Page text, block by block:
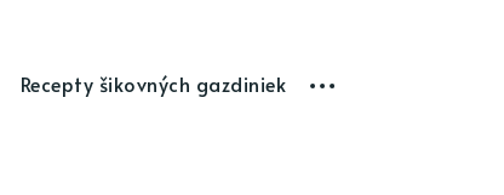
Recepty šikovných gazdiniek